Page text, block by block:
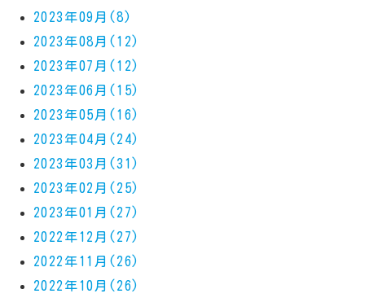
2023年09月(8)
2023年08月(12)
2023年07月(12)
2023年06月(15)
2023年05月(16)
2023年04月(24)
2023年03月(31)
2023年02月(25)
2023年01月(27)
2022年12月(27)
2022年11月(26)
2022年10月(26)